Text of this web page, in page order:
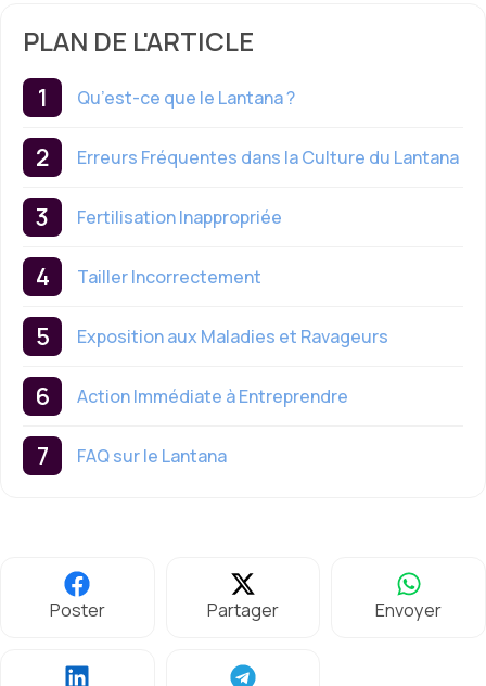
PLAN DE L'ARTICLE
Qu’est-ce que le Lantana ?
Erreurs Fréquentes dans la Culture du Lantana
Fertilisation Inappropriée
Tailler Incorrectement
Exposition aux Maladies et Ravageurs
Action Immédiate à Entreprendre
FAQ sur le Lantana
Poster Partager Envoyer